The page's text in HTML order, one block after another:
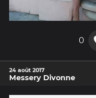
0
24 août 2017
Messery Divonne